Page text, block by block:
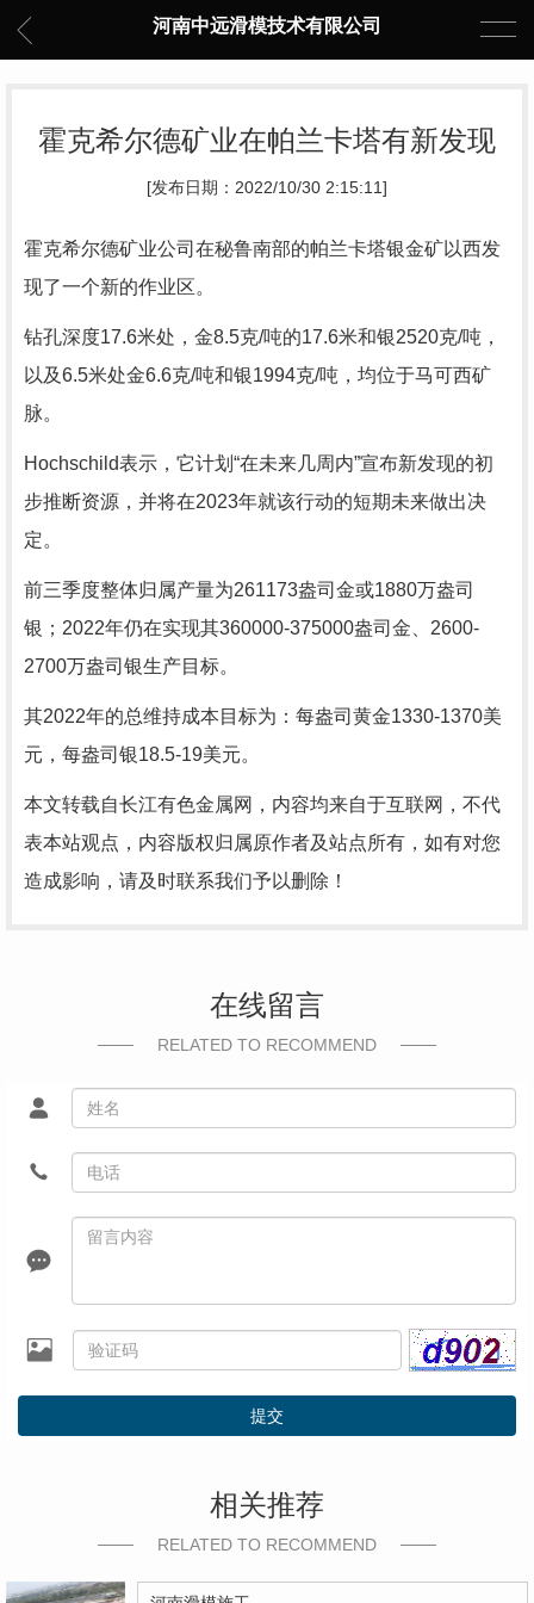
河南中远滑模技术有限公司
霍克希尔德矿业在帕兰卡塔有新发现
[发布日期：2022/10/30 2:15:11]
霍克希尔德矿业公司在秘鲁南部的帕兰卡塔银金矿以西发
现了一个新的作业区。
钻孔深度17.6米处，金8.5克/吨的17.6米和银2520克/吨，
以及6.5米处金6.6克/吨和银1994克/吨，均位于马可西矿
脉。
Hochschild表示，它计划“在未来几周内”宣布新发现的初
步推断资源，并将在2023年就该行动的短期未来做出决
定。
前三季度整体归属产量为261173盎司金或1880万盎司
银；2022年仍在实现其360000-375000盎司金、2600-
2700万盎司银生产目标。
其2022年的总维持成本目标为：每盎司黄金1330-1370美
元，每盎司银18.5-19美元。
本文转载自长江有色金属网，内容均来自于互联网，不代
表本站观点，内容版权归属原作者及站点所有，如有对您
造成影响，请及时联系我们予以删除！
在线留言
RELATED TO RECOMMEND
提交
相关推荐
RELATED TO RECOMMEND